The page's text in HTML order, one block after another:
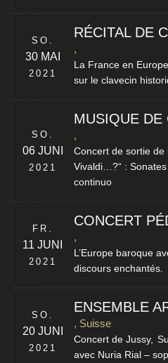
SO.
30 MAI
2021
RÉCITAL DE
,
La France en
sur le clavecin
SO.
06 JUNI
2021
MUSIQUE DE
,
Concert de sortie de
Vivaldi…?“ :
continuo
FR.
11 JUNI
2021
CONCERT
,
L’Europe baroque
discours enchantés.
SO.
20 JUNI
2021
ENSEMBLE
, Suisse
Concert de Jussy,
avec Nuria Rial –